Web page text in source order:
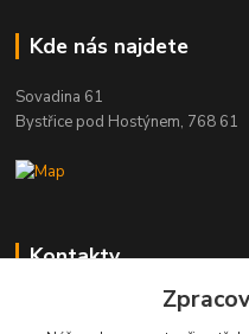
Kde nás najdete
Sovadina 61
Bystřice pod Hostýnem, 768 61
Kontakty
DŘEVOPRODUKT BEDNAŘÍK